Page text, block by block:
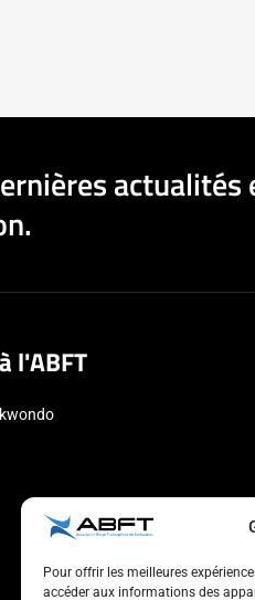
Pour offrir les meilleures
accéder aux informations des
actualités
l'ABFT